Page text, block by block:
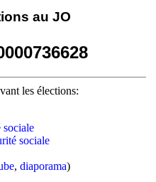
au JO
les élections:
sociale
sociale
, diaporama)